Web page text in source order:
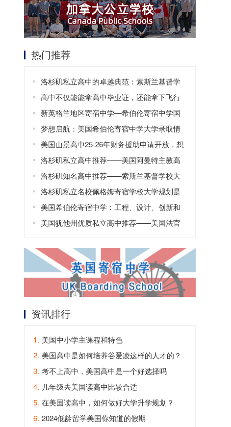
热门推荐
洛杉矶私立高中的卓越典范：索斯兰基督学
校
高中不仅能能拿高中毕业证，还能拿下飞行
驾照？这所学校不简单！
新英格兰地区寄宿中学—希伯伦寄宿中学国
际学生项目亮点
梦想启航：美国希伯伦寄宿中学大学录取情
况等你来看！
美国山景高中25-26年财务援助申请开放，想
申请高中奖学金的看过来！
洛杉矶私立高中推荐——美国阿曼特主教高
中
洛杉矶知名高中推荐——索斯兰基督学校大
学录取率100%
洛杉矶私立名校佩格姆寄宿学校大学规划是
如何做的？
美国希伯伦寄宿中学：工程、设计、创新和
创业的摇篮
美国犹他州优质私立高中推荐——美国法官
资讯排行
1. 美国中小学主课程和特色
2. 美国高中是如何培养谷爱凌这样的人才的？
3. 考不上高中，美国高中是一个好选择吗
4. 几年级去美国读高中比较合适
5. 在美国读高中，如何做好大学升学规划？
6. 2024低龄留学美国你知道的假期